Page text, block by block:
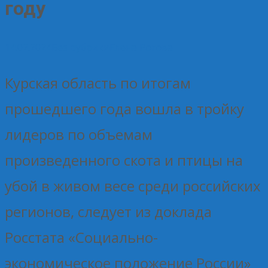
году
Курская область по итогам
прошедшего года вошла в тройку
лидеров по объемам
произведенного скота и птицы на
убой в живом весе среди российских
регионов, следует из доклада
Росстата «Социально-
экономическое положение России»